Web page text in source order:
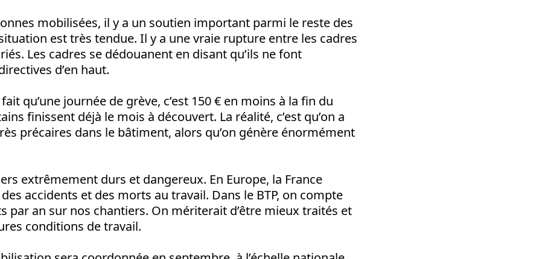
mobilisées, il y a un soutien important parmi le reste des
est très tendue. Il y a une vraie rupture entre les cadres
Les cadres se dédouanent en disant qu’ils ne font
d’en haut.
qu’une journée de grève, c’est 150 € en moins à la fin du
finissent déjà le mois à découvert. La réalité, c’est qu’on a
précaires dans le bâtiment, alors qu’on génère énormément
extrêmement durs et dangereux. En Europe, la France
accidents et des morts au travail. Dans le BTP, on compte
par an sur nos chantiers. On mériterait d’être mieux traités et
conditions de travail.